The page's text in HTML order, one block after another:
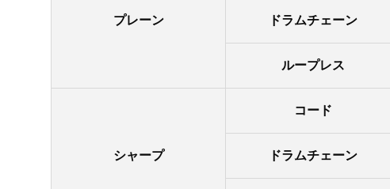
プレーン ドラムチェーン
ループレス
シャープ
コード
ドラムチェーン